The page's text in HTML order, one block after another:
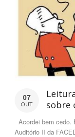
07
OUT
sobre
Acordei bem cedo.
Auditório II da